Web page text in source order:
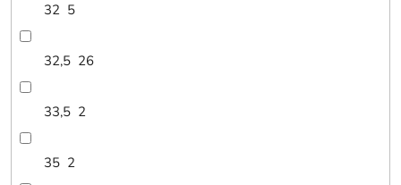
32 5
32,5 26
33,5 2
35 2